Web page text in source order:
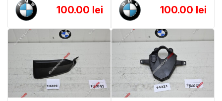
100.00 lei 100.00 lei